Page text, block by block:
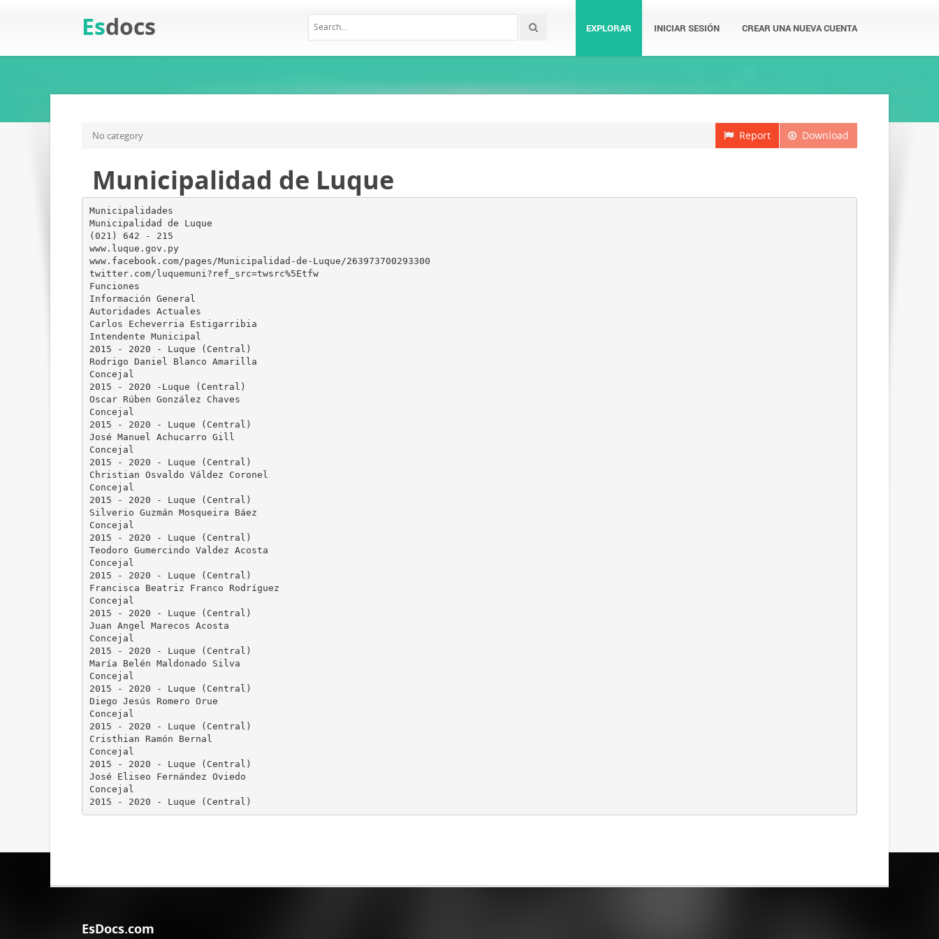
Esdocs EXPLORAR INICIAR SESIÓN CREAR UNA NUEVA CUENTA
Download
Report
No category
Municipalidad de Luque
Municipalidades
Municipalidad de Luque
(021) 642 - 215
www.luque.gov.py
www.facebook.com/pages/Municipalidad-de-Luque/263973700293300
twitter.com/luquemuni?ref_src=twsrc%5Etfw
Funciones
Información General
Autoridades Actuales
Carlos Echeverria Estigarribia
Intendente Municipal
2015 - 2020 - Luque (Central)
Rodrigo Daniel Blanco Amarilla
Concejal
2015 - 2020 -Luque (Central)
Oscar Rúben González Chaves
Concejal
2015 - 2020 - Luque (Central)
José Manuel Achucarro Gill
Concejal
2015 - 2020 - Luque (Central)
Christian Osvaldo Váldez Coronel
Concejal
2015 - 2020 - Luque (Central)
Silverio Guzmán Mosqueira Báez
Concejal
2015 - 2020 - Luque (Central)
Teodoro Gumercindo Valdez Acosta
Concejal
2015 - 2020 - Luque (Central)
Francisca Beatriz Franco Rodríguez
Concejal
2015 - 2020 - Luque (Central)
Juan Angel Marecos Acosta
Concejal
2015 - 2020 - Luque (Central)
María Belén Maldonado Silva
Concejal
2015 - 2020 - Luque (Central)
Diego Jesús Romero Orue
Concejal
2015 - 2020 - Luque (Central)
Cristhian Ramón Bernal
Concejal
2015 - 2020 - Luque (Central)
José Eliseo Fernández Oviedo
Concejal
EsDocs.com